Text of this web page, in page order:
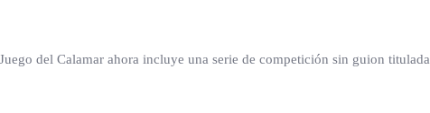
del Calamar ahora incluye una serie de competición sin guion titulada